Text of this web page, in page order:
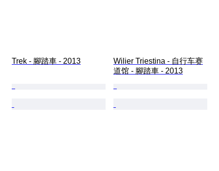
Trek - 腳踏車 - 2013
Wilier Triestina - 自行车赛
道馆 - 腳踏車 - 2013